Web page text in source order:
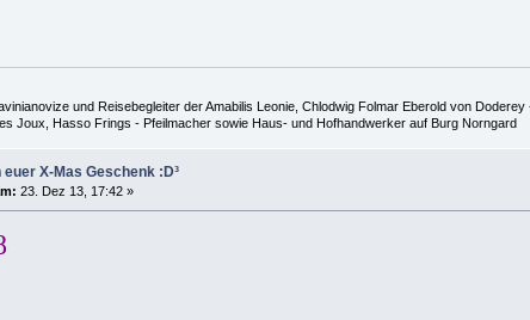
und Reisebegleiter der Amabilis Leonie, Chlodwig Folmar Eberold von
Joux, Hasso Frings - Pfeilmacher sowie Haus- und Hofhandwerker auf Burg Norngard
euer X-Mas Geschenk :D³
23. Dez 13, 17:42 »